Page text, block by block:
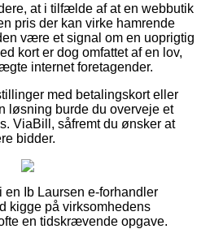
at i tilfælde af at en webbutik
pris der kan virke hamrende
være et signal om en uoprigtig
kort er dog omfattet af en lov,
internet foretagender.
med betalingskort eller
løsning burde du overveje et
ViaBill, såfremt du ønsker at
bidder.
en Ib Laursen e-forhandler
kigge på virksomhedens
en tidskrævende opgave.